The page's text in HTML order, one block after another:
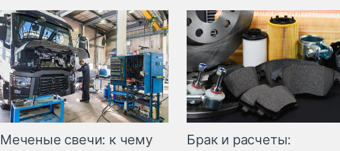
Меченые свечи: к чему
Брак и расчеты: